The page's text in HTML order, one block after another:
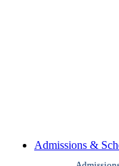
Admissions &